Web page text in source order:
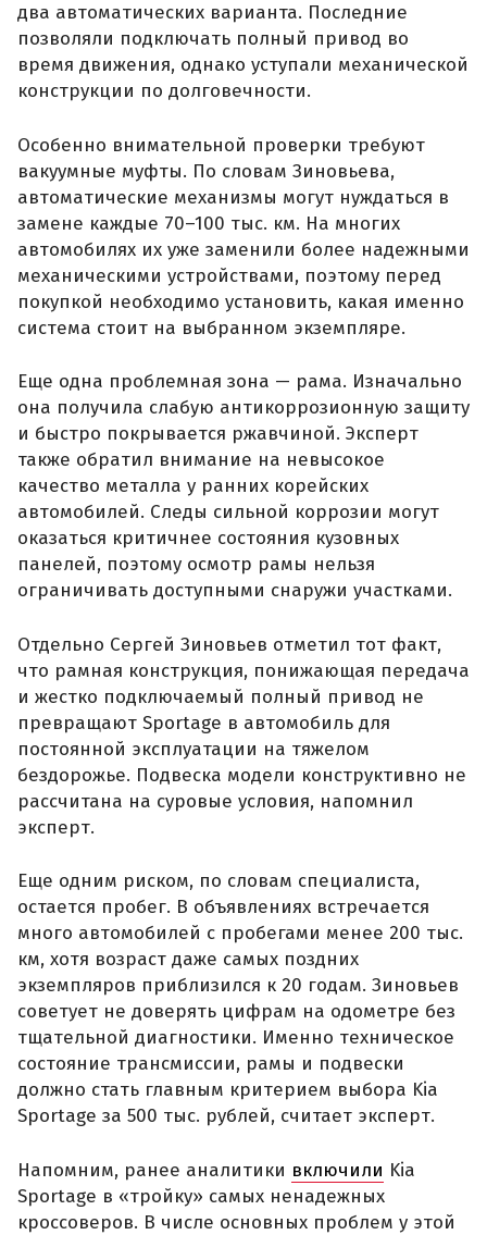
два автоматических варианта. Последние
позволяли подключать полный привод во
время движения, однако уступали механической
конструкции по долговечности.
Особенно внимательной проверки требуют
вакуумные муфты. По словам Зиновьева,
автоматические механизмы могут нуждаться в
замене каждые 70–100 тыс. км. На многих
автомобилях их уже заменили более надежными
механическими устройствами, поэтому перед
покупкой необходимо установить, какая именно
система стоит на выбранном экземпляре.
Еще одна проблемная зона — рама. Изначально
она получила слабую антикоррозионную защиту
и быстро покрывается ржавчиной. Эксперт
также обратил внимание на невысокое
качество металла у ранних корейских
автомобилей. Следы сильной коррозии могут
оказаться критичнее состояния кузовных
панелей, поэтому осмотр рамы нельзя
ограничивать доступными снаружи участками.
Отдельно Сергей Зиновьев отметил тот факт,
что рамная конструкция, понижающая передача
и жестко подключаемый полный привод не
превращают Sportage в автомобиль для
постоянной эксплуатации на тяжелом
бездорожье. Подвеска модели конструктивно не
рассчитана на суровые условия, напомнил
эксперт.
Еще одним риском, по словам специалиста,
остается пробег. В объявлениях встречается
много автомобилей с пробегами менее 200 тыс.
км, хотя возраст даже самых поздних
экземпляров приблизился к 20 годам. Зиновьев
советует не доверять цифрам на одометре без
тщательной диагностики. Именно техническое
состояние трансмиссии, рамы и подвески
должно стать главным критерием выбора Kia
Sportage за 500 тыс. рублей, считает эксперт.
Напомним, ранее аналитики включили Kia
Sportage в «тройку» самых ненадежных
кроссоверов. В числе основных проблем у этой